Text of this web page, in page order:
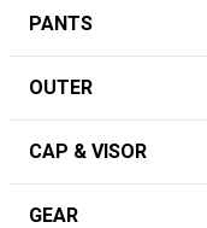
PANTS
OUTER
CAP & VISOR
GEAR